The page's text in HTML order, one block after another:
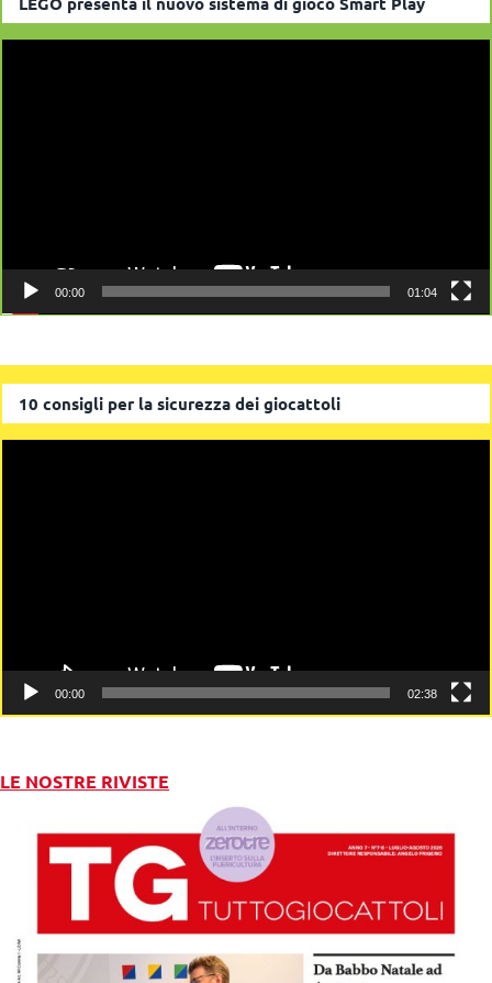
00:00 01:04
10 consigli per la sicurezza dei giocattoli
00:00 02:38
LE NOSTRE RIVISTE